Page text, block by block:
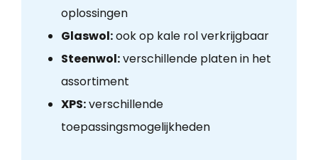
oplossingen
Glaswol:ook op kale rol verkrijgbaar
Steenwol:verschillende platen in het
assortiment
XPS:verschillende
toepassingsmogelijkheden